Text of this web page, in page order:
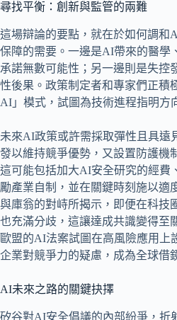
尋找平衡：創新與監管的兩難
這場辯論的要點，就在於如何調和
保障的需要。一邊是AI帶來的醫學
承諾無數可能性；另一邊則是失控
性後果。政策制定者和專家們正積
AI」模式，試圖為技術進程指明方
未來AI政策或許需採取彈性且具遠
發以維持競爭優勢，又設置防護機
這可能包括加大AI安全研究的經費
勵產業自制，並在關鍵時刻施以適
與庫翁的對峙所揭示，即便在科技
也充滿分歧，這讓達成共識變得至
歐盟的AI法案試圖在高風險應用上
企業對競爭力的疑慮，成為全球借
AI未來之路的關鍵抉擇
矽谷對AI安全倡議的內部紛爭，折